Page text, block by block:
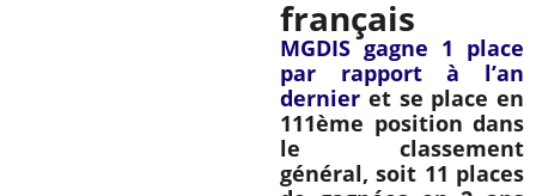
français
MGDIS gagne 1 place
par rapport à l’an
dernier et se place en
111ème position dans
le classement
général, soit 11 places